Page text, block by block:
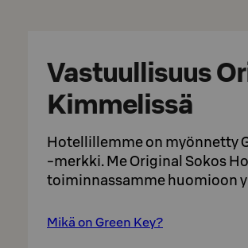
Vastuullisuus
Kimmelissä
Hotellillemme on myönnetty
-merkki. Me Original Sokos
toiminnassamme huomioon
Mikä on Green Key?